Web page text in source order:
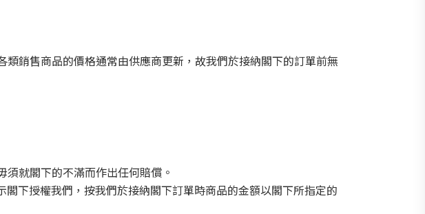
銷售商品的價格通常由供應商更新，故我們於接納閣下的訂單前無
就閣下的不滿而作出任何賠償。
下授權我們，按我們於接納閣下訂單時商品的金額以閣下所指定的